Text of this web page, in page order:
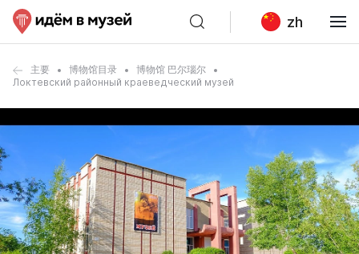
zh
主要 博物馆目录
博物馆 巴尔瑙尔
Локтевский районный краеведческий музей